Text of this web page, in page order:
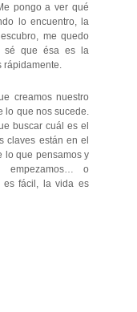
pongo a ver qué
lo encuentro, la
me quedo
sé que ésa es la
creamos nuestro
lo que nos sucede.
buscar cuál es el
claves están en el
lo que pensamos y
o
es fácil, la vida es